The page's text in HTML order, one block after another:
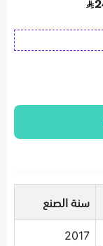
سنة الصنع
2017